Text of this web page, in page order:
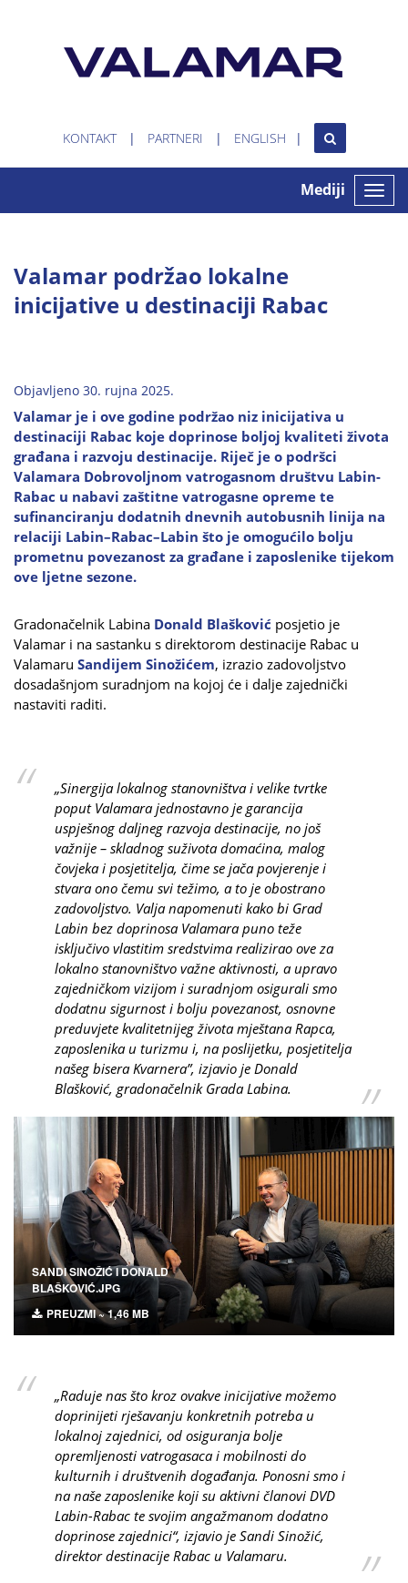
KONTAKT PARTNERI ENGLISH
Toggle
Mediji
Valamar podržao lokalne
inicijative u destinaciji Rabac
Objavljeno 30. rujna 2025.
Valamar je i ove godine podržao niz inicijativa u
destinaciji Rabac koje doprinose boljoj kvaliteti života
građana i razvoju destinacije. Riječ je o podršci
Valamara Dobrovoljnom vatrogasnom društvu Labin-
Rabac u nabavi zaštitne vatrogasne opreme te
sufinanciranju dodatnih dnevnih autobusnih linija na
relaciji Labin–Rabac–Labin što je omogućilo bolju
prometnu povezanost za građane i zaposlenike tijekom
ove ljetne sezone.
Gradonačelnik Labina Donald Blašković posjetio je
Valamar i na sastanku s direktorom destinacije Rabac u
Valamaru Sandijem Sinožićem, izrazio zadovoljstvo
dosadašnjom suradnjom na kojoj će i dalje zajednički
nastaviti raditi.
„Sinergija lokalnog stanovništva i velike tvrtke
poput Valamara jednostavno je garancija
uspješnog daljneg razvoja destinacije, no još
važnije – skladnog suživota domaćina, malog
čovjeka i posjetitelja, čime se jača povjerenje i
stvara ono čemu svi težimo, a to je obostrano
zadovoljstvo. Valja napomenuti kako bi Grad
Labin bez doprinosa Valamara puno teže
isključivo vlastitim sredstvima realizirao ove za
lokalno stanovništvo važne aktivnosti, a upravo
zajedničkom vizijom i suradnjom osigurali smo
dodatnu sigurnost i bolju povezanost, osnovne
preduvjete kvalitetnijeg života mještana Rapca,
zaposlenika u turizmu i, na poslijetku, posjetitelja
našeg bisera Kvarnera”, izjavio je Donald
Blašković, gradonačelnik Grada Labina.
SANDI SINOŽIĆ I DONALD
BLAŠKOVIĆ.JPG
PREUZMI ~ 1,46 MB
„Raduje nas što kroz ovakve inicijative možemo
doprinijeti rješavanju konkretnih potreba u
lokalnoj zajednici, od osiguranja bolje
opremljenosti vatrogasaca i mobilnosti do
kulturnih i društvenih događanja. Ponosni smo i
na naše zaposlenike koji su aktivni članovi DVD
Labin-Rabac te svojim angažmanom dodatno
doprinose zajednici“, izjavio je Sandi Sinožić,
direktor destinacije Rabac u Valamaru.